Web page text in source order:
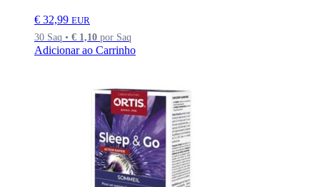
€ 32,99 EUR
30 Saq • € 1,10 por Saq
Adicionar ao Carrinho